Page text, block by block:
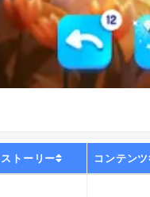
ストーリー コンテンツ